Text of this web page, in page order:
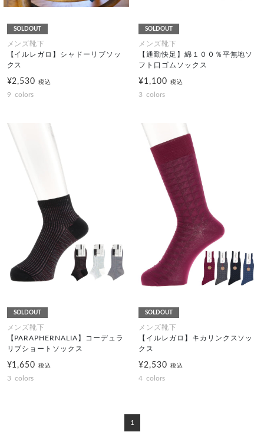
SOLDOUT
メンズ靴下
【イルレガロ】シャドーリブソッ
クス
¥2,530税込
9 colors
SOLDOUT
メンズ靴下
【通勤快足】綿１００％平無地ソ
フト口ゴムソックス
¥1,100 税込
3 colors
SOLDOUT
メンズ靴下
【PARAPHERNALIA】コーデュラ
リブショートソックス
¥1,650税込
3 colors
SOLDOUT
メンズ靴下
【イルレガロ】キカリンクスソッ
クス
¥2,530 税込
4 colors
1